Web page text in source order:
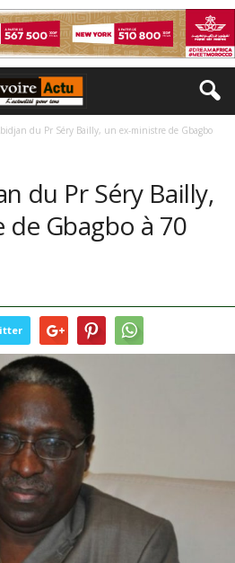
du Pr Séry Bailly, un ex-ministre de Gbagbo
du Pr Séry Bailly,
Gbagbo à 70